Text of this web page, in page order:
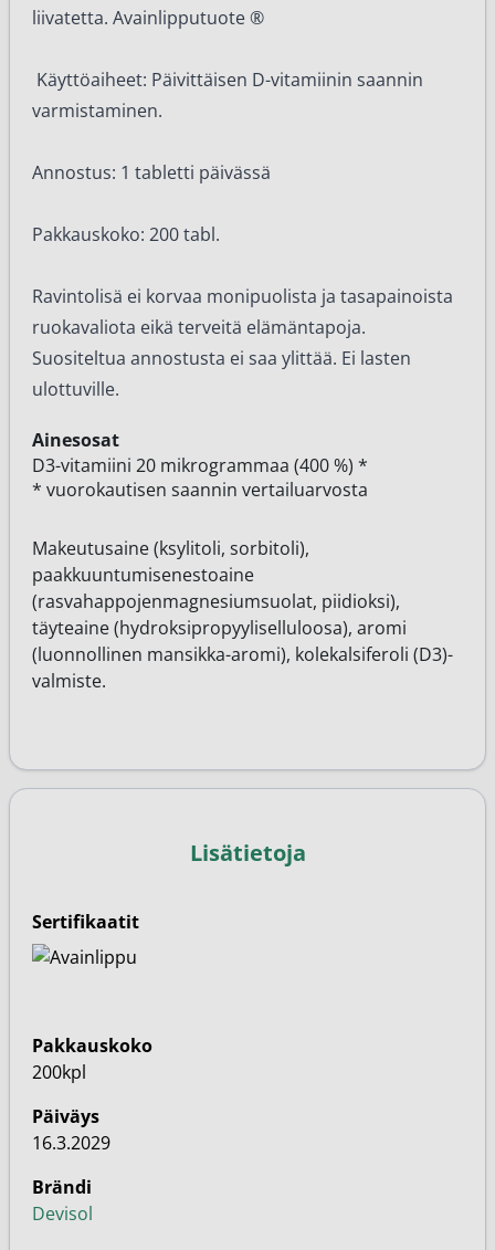
liivatetta. Avainlipputuote ®️
Käyttöaiheet: Päivittäisen D-vitamiinin saannin
varmistaminen.
Annostus: 1 tabletti päivässä
Pakkauskoko: 200 tabl.
Ravintolisä ei korvaa monipuolista ja tasapainoista
ruokavaliota eikä terveitä elämäntapoja.
Suositeltua annostusta ei saa ylittää. Ei lasten
ulottuville.
Ainesosat
D3-vitamiini 20 mikrogrammaa (400 %) *
* vuorokautisen saannin vertailuarvosta
Makeutusaine (ksylitoli, sorbitoli),
paakkuuntumisenestoaine
(rasvahappojenmagnesiumsuolat, piidioksi),
täyteaine (hydroksipropyyliselluloosa), aromi
(luonnollinen mansikka-aromi), kolekalsiferoli (D3)-
valmiste.
Lisätietoja
Sertifikaatit
Pakkauskoko
200kpl
Päiväys
16.3.2029
Brändi
Devisol